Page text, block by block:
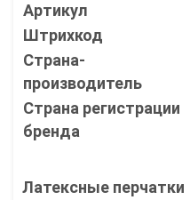
Артикул
Штрихкод
Страна-
производитель
Страна регистрации
бренда
Латексные перчатки